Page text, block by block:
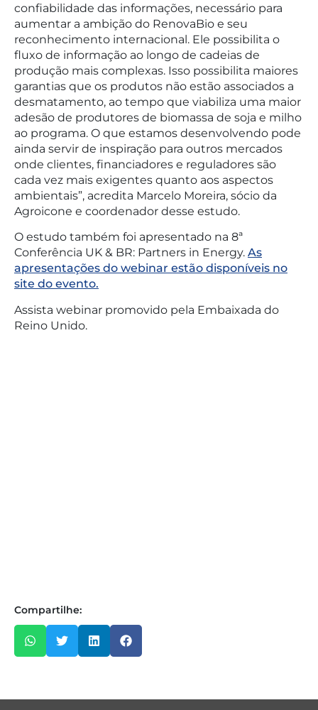
confiabilidade das informações, necessário para
aumentar a ambição do RenovaBio e seu
reconhecimento internacional. Ele possibilita o
fluxo de informação ao longo de cadeias de
produção mais complexas. Isso possibilita maiores
garantias que os produtos não estão associados a
desmatamento, ao tempo que viabiliza uma maior
adesão de produtores de biomassa de soja e milho
ao programa. O que estamos desenvolvendo pode
ainda servir de inspiração para outros mercados
onde clientes, financiadores e reguladores são
cada vez mais exigentes quanto aos aspectos
ambientais”, acredita Marcelo Moreira, sócio da
Agroicone e coordenador desse estudo.
O estudo também foi apresentado na 8ª
Conferência UK & BR: Partners in Energy. As
apresentações do webinar estão disponíveis no
site do evento.
Assista webinar promovido pela Embaixada do
Reino Unido.
Compartilhe: